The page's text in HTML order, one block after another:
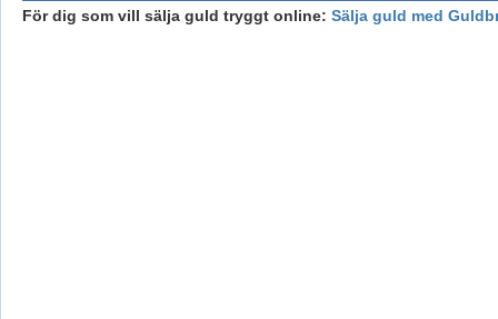
För dig som vill sälja guld tryggt online: Sälja guld med